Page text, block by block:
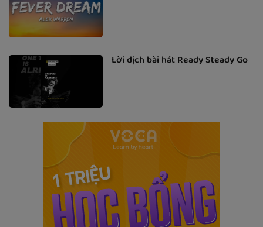
Lời dịch bài hát Ready Steady Go